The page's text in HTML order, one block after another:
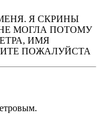
Я СКРИНЫ
МОГЛА ПОТОМУ
ИМЯ
ПОЖАЛУЙСТА